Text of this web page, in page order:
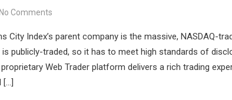
No Comments
City Index’s parent company is the massive, NASDAQ-
publicly-traded, so it has to meet high standards of
Web Trader platform delivers a rich trading
[…]